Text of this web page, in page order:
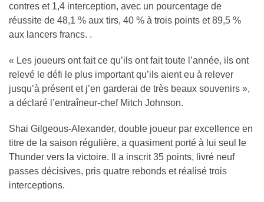
contres et 1,4 interception, avec un pourcentage de
réussite de 48,1 % aux tirs, 40 % à trois points et 89,5 %
aux lancers francs. .
« Les joueurs ont fait ce qu’ils ont fait toute l’année, ils ont
relevé le défi le plus important qu’ils aient eu à relever
jusqu’à présent et j’en garderai de très beaux souvenirs »,
a déclaré l’entraîneur-chef Mitch Johnson.
Shai Gilgeous-Alexander, double joueur par excellence en
titre de la saison régulière, a quasiment porté à lui seul le
Thunder vers la victoire. Il a inscrit 35 points, livré neuf
passes décisives, pris quatre rebonds et réalisé trois
interceptions.